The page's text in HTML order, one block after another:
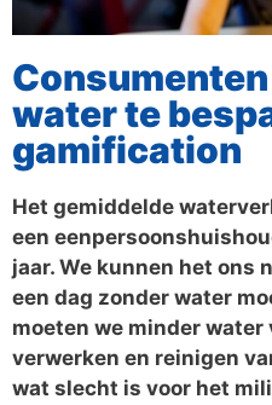
water te
gamification
Het gemiddelde
een
jaar. We kunnen het ons
een dag zonder water
moeten we minder
verwerken en reinigen
wat slecht is voor het